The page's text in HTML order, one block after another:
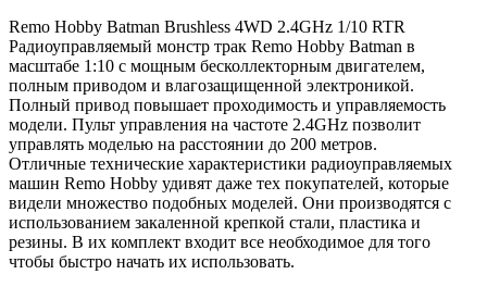
Remo Hobby Batman Brushless 4WD 2.4GHz 1/10 RTR
Радиоуправляемый монстр трак Remo Hobby Batman в
масштабе 1:10 с мощным бесколлекторным двигателем,
полным приводом и влагозащищенной электроникой.
Полный привод повышает проходимость и управляемость
модели. Пульт управления на частоте 2.4GHz позволит
управлять моделью на расстоянии до 200 метров.
Отличные технические характеристики радиоуправляемых
машин Remo Hobby удивят даже тех покупателей, которые
видели множество подобных моделей. Они производятся с
использованием закаленной крепкой стали, пластика и
резины. В их комплект входит все необходимое для того
чтобы быстро начать их использовать.